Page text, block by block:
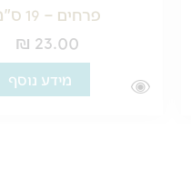
פרחים – 19 ס"מ
₪ 23.00
מידע נוסף